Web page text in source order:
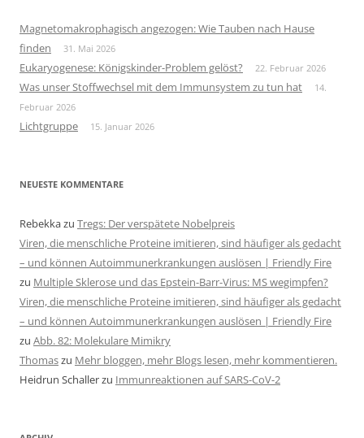
Magnetomakrophagisch angezogen: Wie Tauben nach Hause
finden
31. Mai 2026
Eukaryogenese: Königskinder-Problem gelöst? 22. Februar 2026
Was unser Stoffwechsel mit dem Immunsystem zu tun hat
14.
Februar 2026
Lichtgruppe 15. Januar 2026
NEUESTE KOMMENTARE
Rebekkazu Tregs: Der verspätete Nobelpreis
Viren, die menschliche Proteine imitieren, sind häufiger als gedacht
– und können Autoimmunerkrankungen auslösen | Friendly Fire
zu Multiple Sklerose und das Epstein-Barr-Virus: MS wegimpfen?
Viren, die menschliche Proteine imitieren, sind häufiger als gedacht
– und können Autoimmunerkrankungen auslösen | Friendly Fire
zu Abb. 82: Molekulare Mimikry
Thomaszu Mehr bloggen, mehr Blogs lesen, mehr kommentieren.
Heidrun Schallerzu Immunreaktionen auf SARS-CoV-2